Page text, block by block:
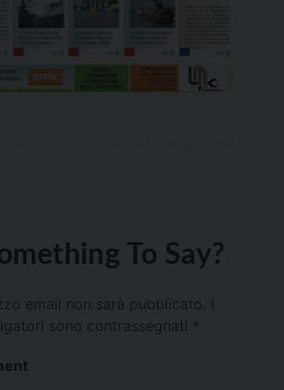
To Say?
email non sarà pubblicato.
sono contrassegnati *